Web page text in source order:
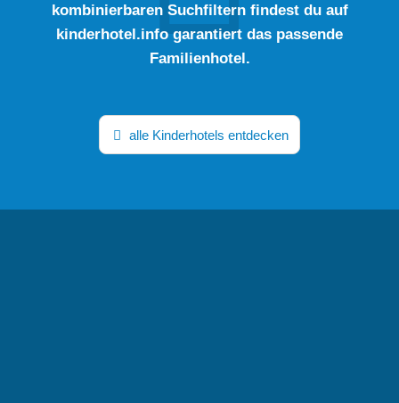
kombinierbaren Suchfiltern findest du auf
kinderhotel.info garantiert das passende
Familienhotel.
alle Kinderhotels entdecken